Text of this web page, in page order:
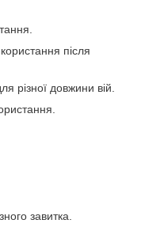
після
різної довжини вій.
завитка.